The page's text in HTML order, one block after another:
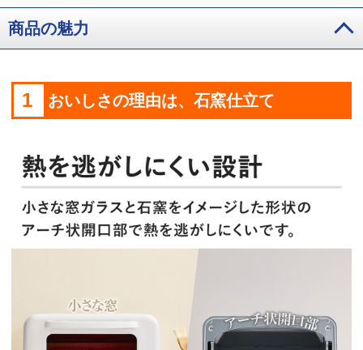
商品の魅力
1 おいしさの理由は、石窯仕立て